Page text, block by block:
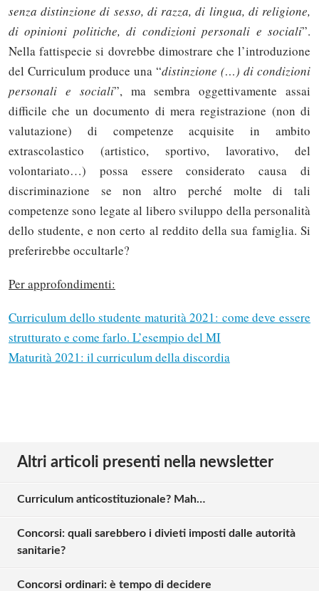
senza distinzione di sesso, di razza, di lingua, di religione,
di opinioni politiche, di condizioni personali e sociali”.
Nella fattispecie si dovrebbe dimostrare che l’introduzione
del Curriculum produce una “distinzione (…) di condizioni
personali e sociali”, ma sembra oggettivamente assai
difficile che un documento di mera registrazione (non di
valutazione) di competenze acquisite in ambito
extrascolastico (artistico, sportivo, lavorativo, del
volontariato…) possa essere considerato causa di
discriminazione se non altro perché molte di tali
competenze sono legate al libero sviluppo della personalità
dello studente, e non certo al reddito della sua famiglia. Si
preferirebbe occultarle?
Per approfondimenti:
Curriculum dello studente maturità 2021: come deve essere
strutturato e come farlo. L’esempio del MI
Maturità 2021: il curriculum della discordia
Altri articoli presenti nella newsletter
Curriculum anticostituzionale? Mah…
Concorsi: quali sarebbero i divieti imposti dalle autorità
sanitarie?
Concorsi ordinari: è tempo di decidere